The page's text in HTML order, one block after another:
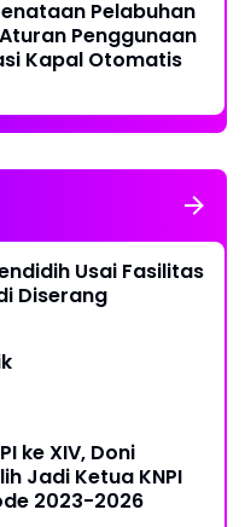
Pelabuhan
Penggunaan
Kapal Otomatis
Usai Fasilitas
Diserang
ke XIV, Doni
Jadi Ketua KNPI
2023-2026